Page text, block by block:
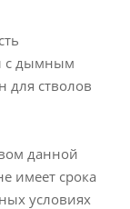
с дымным
для стволов
данной
имеет срока
условиях